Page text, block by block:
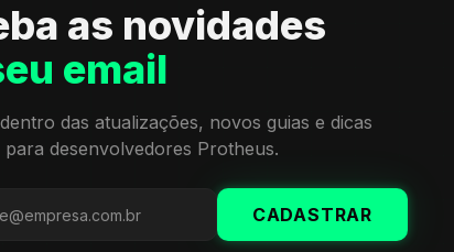
as novidades
email
das atualizações, novos guias e dicas
para desenvolvedores Protheus.
CADASTRAR